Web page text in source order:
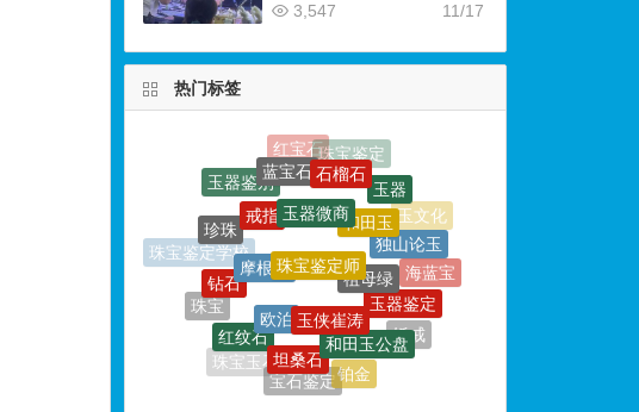
11/17
3,547
热门标签
玉器鉴别
蓝宝石 石榴石
玉器
珠宝鉴定学校
戒指玉器微商
和田玉
独山论玉
海蓝宝
钻戒
和田玉鉴定师
珠宝
钻石
摩根石珠宝鉴定师
祖母绿
玉器鉴定
婚戒
玉石
绿宝石
玉器鉴定师
珠宝玉石
红纹石
欧泊玉侠崔涛
和田玉公盘
铂金
宝石鉴定
坦桑石